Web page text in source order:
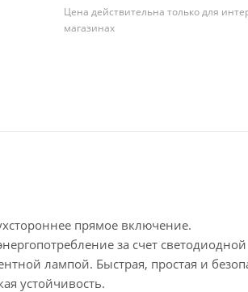
Цена действительна только для
магазинах
прямое включение.
за счет светодиодной
лампой. Быстрая, простая и
устойчивость.